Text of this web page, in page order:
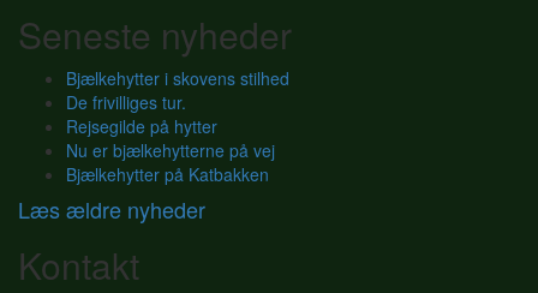
Seneste nyheder
Bjælkehytter i skovens stilhed
De frivilliges tur.
Rejsegilde på hytter
Nu er bjælkehytterne på vej
Bjælkehytter på Katbakken
Læs ældre nyheder
Kontakt